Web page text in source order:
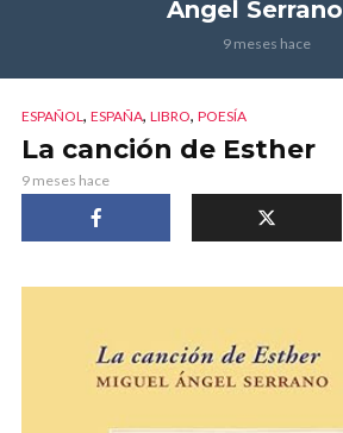
Ángel Serrano
9 meses hace
ESPAÑOL, ESPAÑA, LIBRO, POESÍA
La canción de Esther
9 meses hace